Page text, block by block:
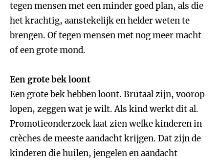
tegen mensen met een minder goed plan, als die
het krachtig, aanstekelijk en helder weten te
brengen. Of tegen mensen met nog meer macht
of een grote mond.
Een grote bek loont
Een grote bek hebben loont. Brutaal zijn, voorop
lopen, zeggen wat je wilt. Als kind werkt dit al.
Promotieonderzoek laat zien welke kinderen in
crèches de meeste aandacht krijgen. Dat zijn de
kinderen die huilen, jengelen en aandacht